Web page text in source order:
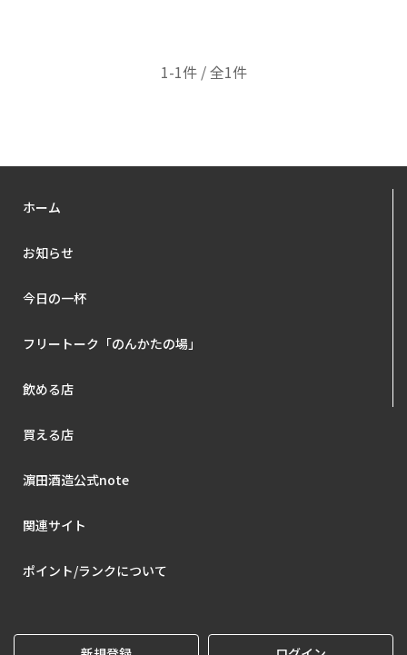
1-1件 / 全1件
ホーム
お知らせ
今日の一杯
フリートーク「のんかたの場」
飲める店
買える店
濵田酒造公式note
関連サイト
ポイント/ランクについて